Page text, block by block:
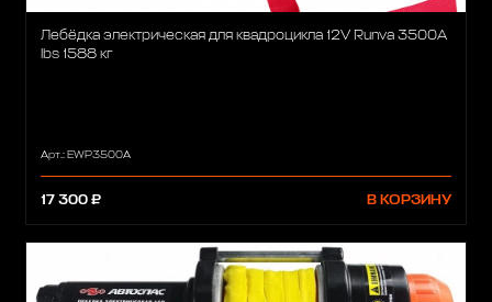
Лебёдка электрическая для квадроцикла 12V Runva 3500A
lbs 1588 кг
Арт.: EWP3500A
17 300 ₽ В КОРЗИНУ